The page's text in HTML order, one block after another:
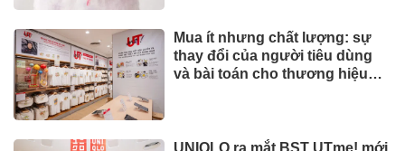
Mua ít nhưng chất lượng: sự
thay đổi của người tiêu dùng
và bài toán cho thương hiệu
UNIQLO ra mắt BST UTme! mới